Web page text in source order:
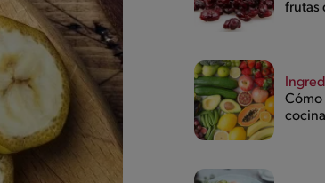
frutas
Cómo
cocina